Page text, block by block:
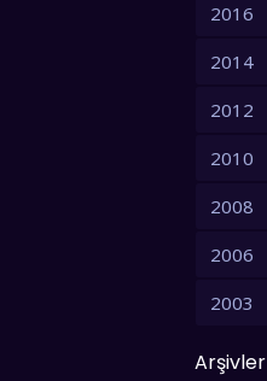
2016
2014
2012
2010
2008
2006
2003
2001
Arşivler